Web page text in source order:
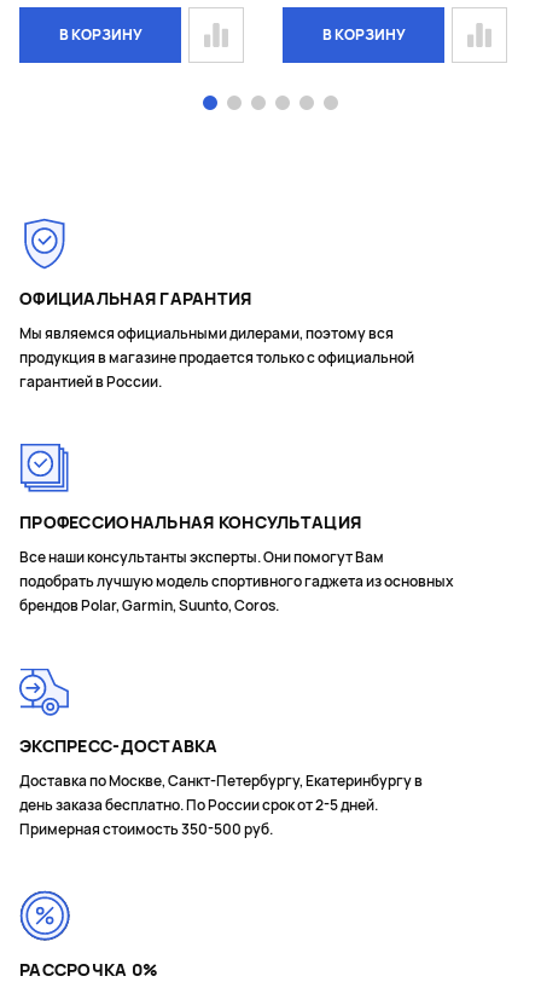
В КОРЗИНУ В КОРЗИНУ
ОФИЦИАЛЬНАЯ ГАРАНТИЯ
Мы являемся официальными дилерами, поэтому вся
продукция в магазине продается только с официальной
гарантией в России.
ПРОФЕССИОНАЛЬНАЯ КОНСУЛЬТАЦИЯ
Все наши консультанты эксперты. Они помогут Вам
подобрать лучшую модель спортивного гаджета из основных
брендов Polar, Garmin, Suunto, Coros.
ЭКСПРЕСС-ДОСТАВКА
Доставка по Москве, Санкт-Петербургу, Екатеринбургу в
день заказа бесплатно. По России срок от 2-5 дней.
Примерная стоимость 350-500 руб.
РАССРОЧКА 0%